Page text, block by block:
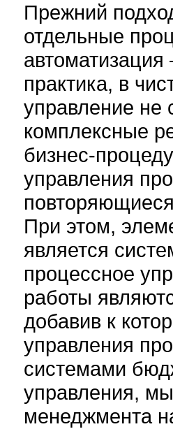
Прежний
отдельные
практика, в
управление не
комплексные
бизнес-
управления
При этом,
является
процессное
работы
добавив к
управления
системами
управления,
менеджмента